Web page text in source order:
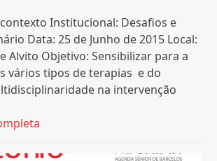
Institucional: Desafios e
Data: 25 de Junho de 2015 Local:
Alvito Objetivo: Sensibilizar para a
vários tipos de terapias e do
na intervenção